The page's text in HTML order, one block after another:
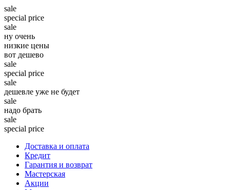
sale
special price
sale
ну очень
низкие цены
вот дешево
sale
special price
sale
дешевле уже не будет
sale
надо брать
sale
special price
Доставка и оплата
Кредит
Гарантия и возврат
Мастерская
Акции